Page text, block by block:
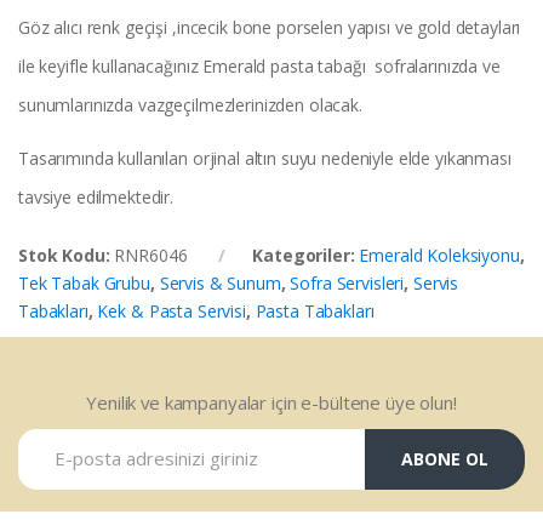
Göz alıcı renk geçişi ,incecik bone porselen yapısı ve gold detayları
ile keyifle kullanacağınız Emerald pasta tabağı sofralarınızda ve
sunumlarınızda vazgeçilmezlerinizden olacak.
Tasarımında kullanılan orjinal altın suyu nedeniyle elde yıkanması
tavsiye edilmektedir.
Stok Kodu: RNR6046 Kategoriler: Emerald Koleksiyonu,
Tek Tabak Grubu, Servis & Sunum,Sofra Servisleri, Servis
Tabakları, Kek & Pasta Servisi, Pasta Tabakları
Yenilik ve kampanyalar için e-bültene üye olun!
ABONE OL